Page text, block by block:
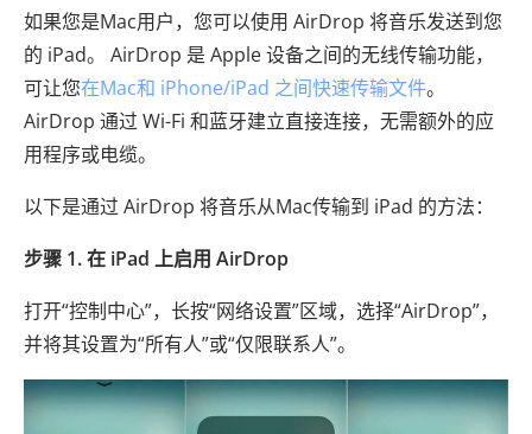
如果您是Mac用户，您可以使用 AirDrop 将音乐发送到您
的 iPad。 AirDrop 是 Apple 设备之间的无线传输功能，
可让您在Mac和 iPhone/iPad 之间快速传输文件。
AirDrop 通过 Wi-Fi 和蓝牙建立直接连接，无需额外的应
用程序或电缆。
以下是通过 AirDrop 将音乐从Mac传输到 iPad 的方法：
步骤 1. 在 iPad 上启用 AirDrop
打开“控制中心”，长按“网络设置”区域，选择“AirDrop”，
并将其设置为“所有人”或“仅限联系人”。